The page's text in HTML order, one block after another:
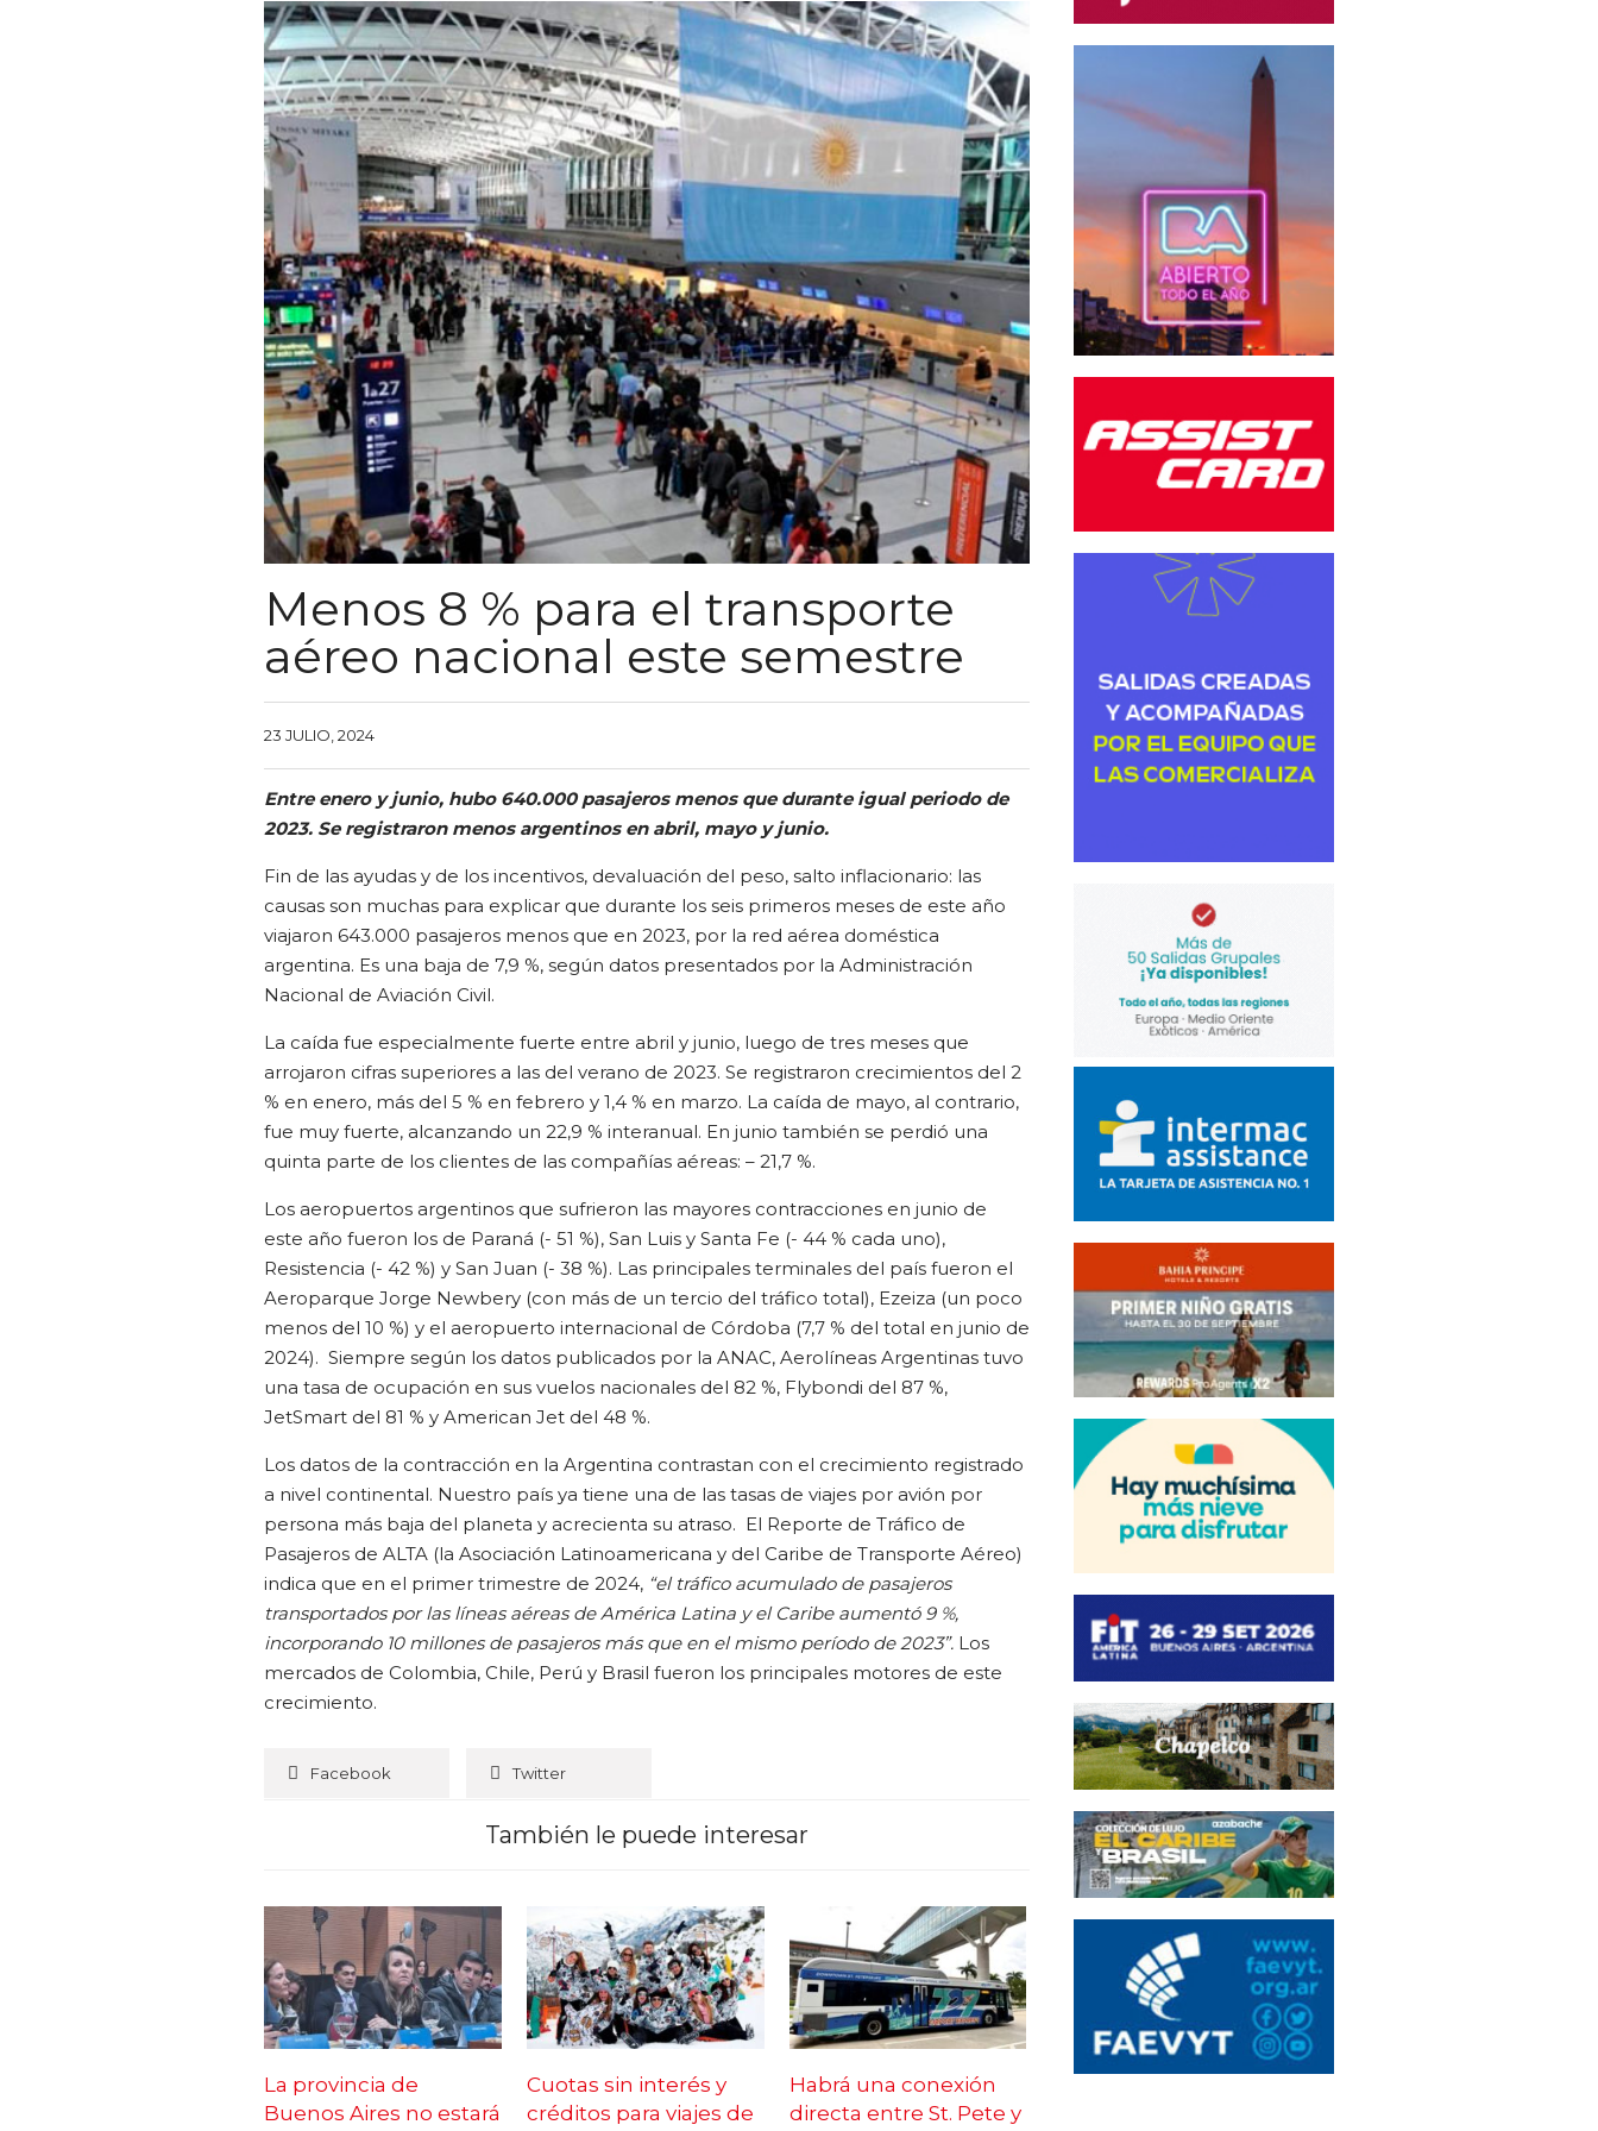
Menos 8 % para el transporte
aéreo nacional este semestre
23 JULIO, 2024
Entre enero y junio, hubo 640.000 pasajeros menos que durante igual periodo de
2023. Se registraron menos argentinos en abril, mayo y junio.
Fin de las ayudas y de los incentivos, devaluación del peso, salto inflacionario: las
causas son muchas para explicar que durante los seis primeros meses de este año
viajaron 643.000 pasajeros menos que en 2023, por la red aérea doméstica
argentina. Es una baja de 7,9 %, según datos presentados por la Administración
Nacional de Aviación Civil.
La caída fue especialmente fuerte entre abril y junio, luego de tres meses que
arrojaron cifras superiores a las del verano de 2023. Se registraron crecimientos del 2
% en enero, más del 5 % en febrero y 1,4 % en marzo. La caída de mayo, al contrario,
fue muy fuerte, alcanzando un 22,9 % interanual. En junio también se perdió una
quinta parte de los clientes de las compañías aéreas: – 21,7 %.
Los aeropuertos argentinos que sufrieron las mayores contracciones en junio de
este año fueron los de Paraná (- 51 %), San Luis y Santa Fe (- 44 % cada uno),
Resistencia (- 42 %) y San Juan (- 38 %). Las principales terminales del país fueron el
Aeroparque Jorge Newbery (con más de un tercio del tráfico total), Ezeiza (un poco
menos del 10 %) y el aeropuerto internacional de Córdoba (7,7 % del total en junio de
2024). Siempre según los datos publicados por la ANAC, Aerolíneas Argentinas tuvo
una tasa de ocupación en sus vuelos nacionales del 82 %, Flybondi del 87 %,
JetSmart del 81 % y American Jet del 48 %.
Los datos de la contracción en la Argentina contrastan con el crecimiento registrado
a nivel continental. Nuestro país ya tiene una de las tasas de viajes por avión por
persona más baja del planeta y acrecienta su atraso. El Reporte de Tráfico de
Pasajeros de ALTA (la Asociación Latinoamericana y del Caribe de Transporte Aéreo)
indica que en el primer trimestre de 2024, “el tráfico acumulado de pasajeros
transportados por las líneas aéreas de América Latina y el Caribe aumentó 9 %,
incorporando 10 millones de pasajeros más que en el mismo período de 2023”. Los
mercados de Colombia, Chile, Perú y Brasil fueron los principales motores de este
crecimiento.
Facebook Twitter
También le puede interesar
La provincia de
Buenos Aires no estará
Cuotas sin interés y
créditos para viajes de
Habrá una conexión
directa entre St. Pete y